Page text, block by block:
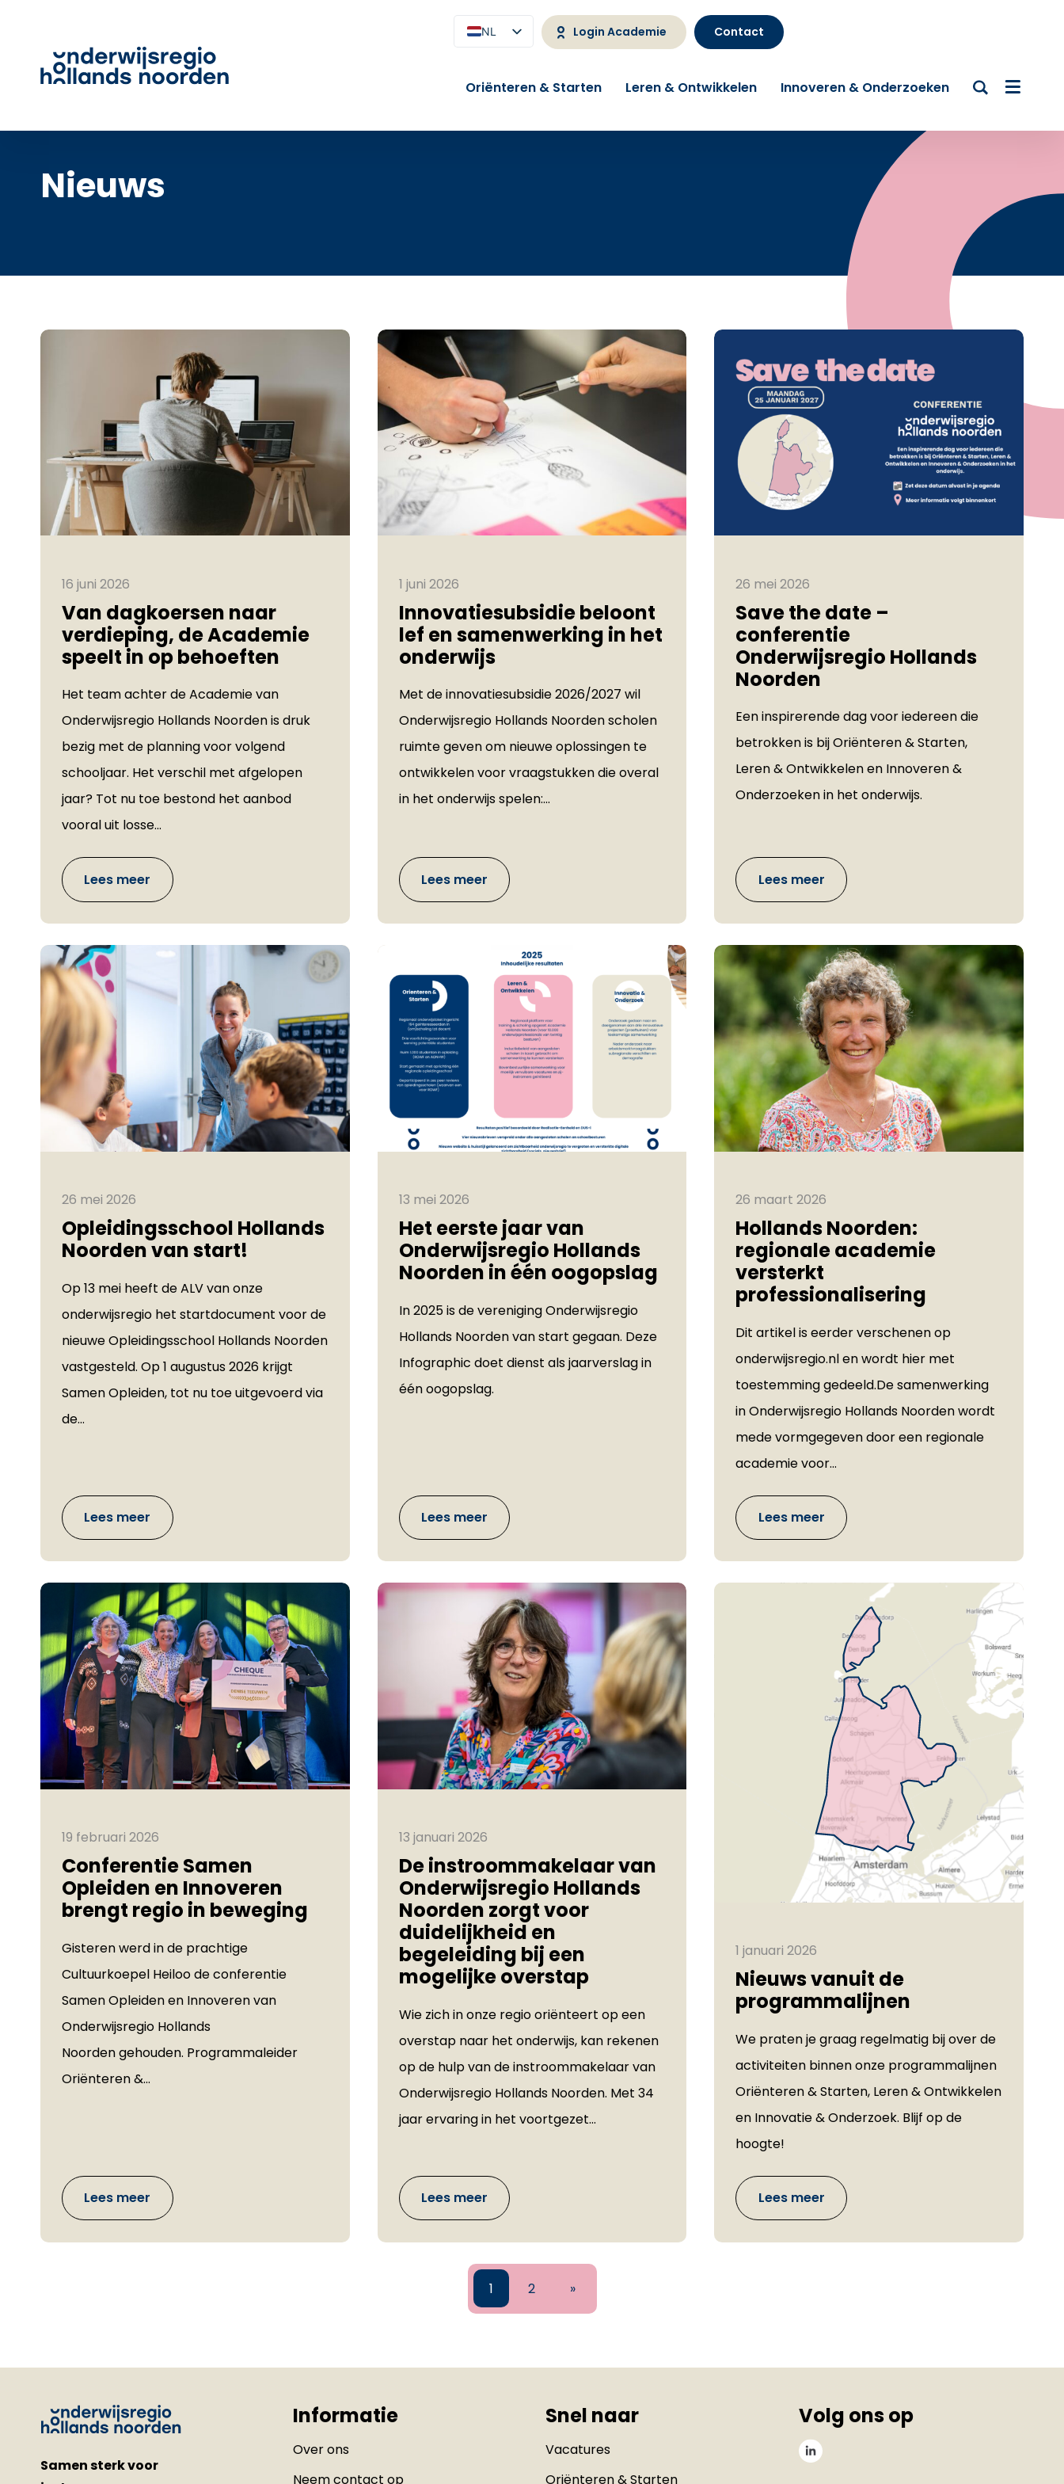
NL
Login Academie Contact
Oriënteren & Starten Leren & Ontwikkelen Innoveren & Onderzoeken
Nieuws
16 juni 2026
Van dagkoersen naar
verdieping, de Academie
speelt in op behoeften
Het team achter de Academie van
Onderwijsregio Hollands Noorden is druk
bezig met de planning voor volgend
schooljaar. Het verschil met afgelopen
jaar? Tot nu toe bestond het aanbod
vooral uit losse...
Lees meer
1 juni 2026
Innovatiesubsidie beloont
lef en samenwerking in het
onderwijs
Met de innovatiesubsidie 2026/2027 wil
Onderwijsregio Hollands Noorden scholen
ruimte geven om nieuwe oplossingen te
ontwikkelen voor vraagstukken die overal
in het onderwijs spelen:...
Lees meer
26 mei 2026
Save the date –
conferentie
Onderwijsregio Hollands
Noorden
Een inspirerende dag voor iedereen die
betrokken is bij Oriënteren & Starten,
Leren & Ontwikkelen en Innoveren &
Onderzoeken in het onderwijs.
Lees meer
26 mei 2026
Opleidingsschool Hollands
Noorden van start!
Op 13 mei heeft de ALV van onze
onderwijsregio het startdocument voor de
nieuwe Opleidingsschool Hollands Noorden
vastgesteld. Op 1 augustus 2026 krijgt
Samen Opleiden, tot nu toe uitgevoerd via
de...
Lees meer
13 mei 2026
Het eerste jaar van
Onderwijsregio Hollands
Noorden in één oogopslag
In 2025 is de vereniging Onderwijsregio
Hollands Noorden van start gegaan. Deze
Infographic doet dienst als jaarverslag in
één oogopslag.
Lees meer
26 maart 2026
Hollands Noorden:
regionale academie
versterkt
professionalisering
Dit artikel is eerder verschenen op
onderwijsregio.nl en wordt hier met
toestemming gedeeld.De samenwerking
in Onderwijsregio Hollands Noorden wordt
mede vormgegeven door een regionale
academie voor...
Lees meer
19 februari 2026
Conferentie Samen
Opleiden en Innoveren
brengt regio in beweging
Gisteren werd in de prachtige
Cultuurkoepel Heiloo de conferentie
Samen Opleiden en Innoveren van
Onderwijsregio Hollands
Noorden gehouden. Programmaleider
Oriënteren &...
Lees meer
13 januari 2026
De instroommakelaar van
Onderwijsregio Hollands
Noorden zorgt voor
duidelijkheid en
begeleiding bij een
mogelijke overstap
Wie zich in onze regio oriënteert op een
overstap naar het onderwijs, kan rekenen
op de hulp van de instroommakelaar van
Onderwijsregio Hollands Noorden. Met 34
jaar ervaring in het voortgezet...
Lees meer
1 januari 2026
Nieuws vanuit de
programmalijnen
We praten je graag regelmatig bij over de
activiteiten binnen onze programmalijnen
Oriënteren & Starten, Leren & Ontwikkelen
en Innovatie & Onderzoek. Blijf op de
hoogte!
Lees meer
1 2 »
Samen sterk voor
Informatie
Over ons
Neem contact op
Snel naar
Vacatures
Oriënteren & Starten
Volg ons op